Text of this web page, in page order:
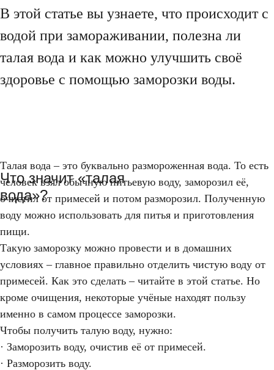
В этой статье вы узнаете, что происходит с
водой при замораживании, полезна ли
талая вода и как можно улучшить своё
здоровье с помощью заморозки воды.
Что значит «талая
вода»?
Талая вода – это буквально размороженная вода. То есть
человек взял обычную питьевую воду, заморозил её,
очистил от примесей и потом разморозил. Полученную
воду можно использовать для питья и приготовления
пищи.
Такую заморозку можно провести и в домашних
условиях – главное правильно отделить чистую воду от
примесей. Как это сделать – читайте в этой статье. Но
кроме очищения, некоторые учёные находят пользу
именно в самом процессе заморозки.
Чтобы получить талую воду, нужно:
· Заморозить воду, очистив её от примесей.
· Разморозить воду.